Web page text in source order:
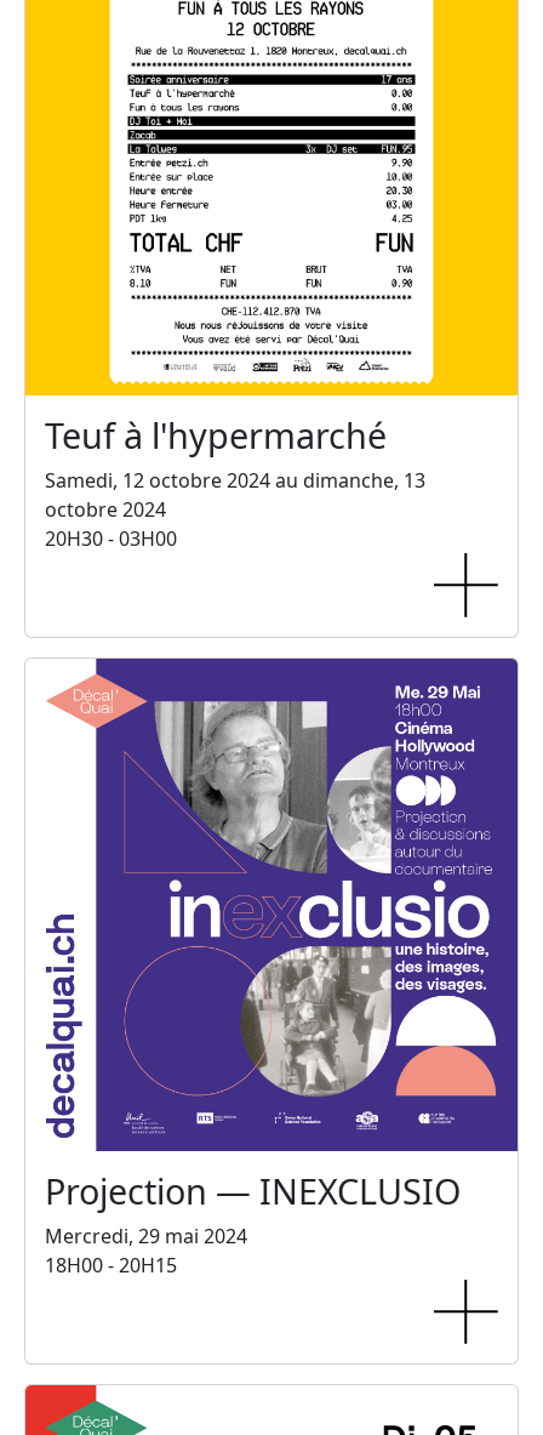
Teuf à l'hypermarché
Samedi, 12 octobre 2024 au dimanche, 13
octobre 2024
20H30 - 03H00
Projection — INEXCLUSIO
Mercredi, 29 mai 2024
18H00 - 20H15